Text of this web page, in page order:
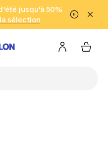
contenu Aller au pied de
jusqu'à 50%
sélection
ici
h!